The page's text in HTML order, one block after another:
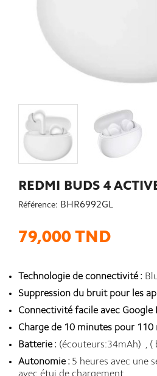
REDMI BUDS 4
Référence: BHR6992GL
79,000 TND
Technologie de connectivité :
Suppression du bruit pour les
Connectivité facile avec Google
Charge de 10 minutes pour
Batterie : (écouteurs:34mAh) , (
Autonomie : 5 heures avec une